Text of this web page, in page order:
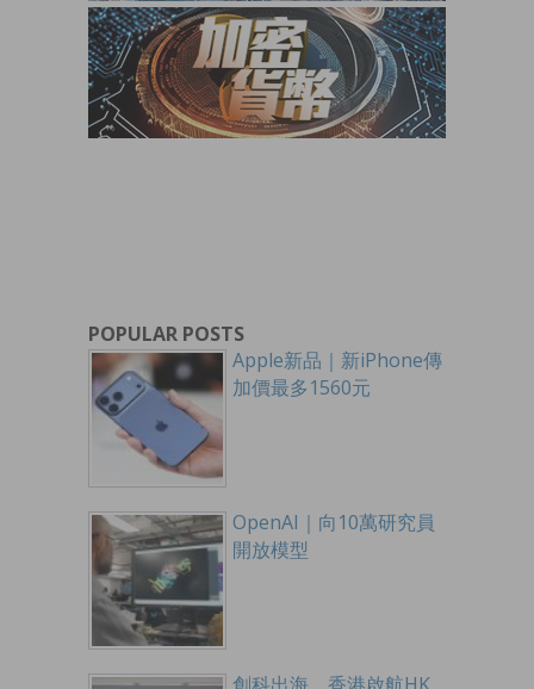
POPULAR POSTS
Apple新品｜新iPhone傳
加價最多1560元
OpenAI｜向10萬研究員
開放模型